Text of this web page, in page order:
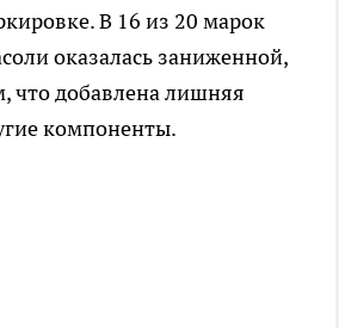
В 16 из 20 марок
оказалась заниженной,
что добавлена лишняя
компоненты.